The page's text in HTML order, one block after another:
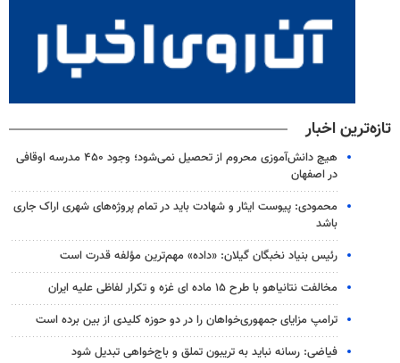
تازه‌ترین اخبار
هیچ دانش‌آموزی محروم از تحصیل نمی‌شود؛ وجود ۴۵۰ مدرسه اوقافی
در اصفهان
محمودی: پیوست ایثار و شهادت باید در تمام پروژه‌های شهری اراک جاری
باشد
رئیس بنیاد نخبگان گیلان: «داده» مهم‌ترین مؤلفه قدرت است
مخالفت نتانیاهو با طرح ۱۵ ماده ای غزه و تکرار لفاظی علیه ایران
ترامپ مزایای جمهوری‌خواهان را در دو حوزه کلیدی از بین برده است
فیاضی: رسانه نباید به تریبون تملق و باج‌خواهی تبدیل شود